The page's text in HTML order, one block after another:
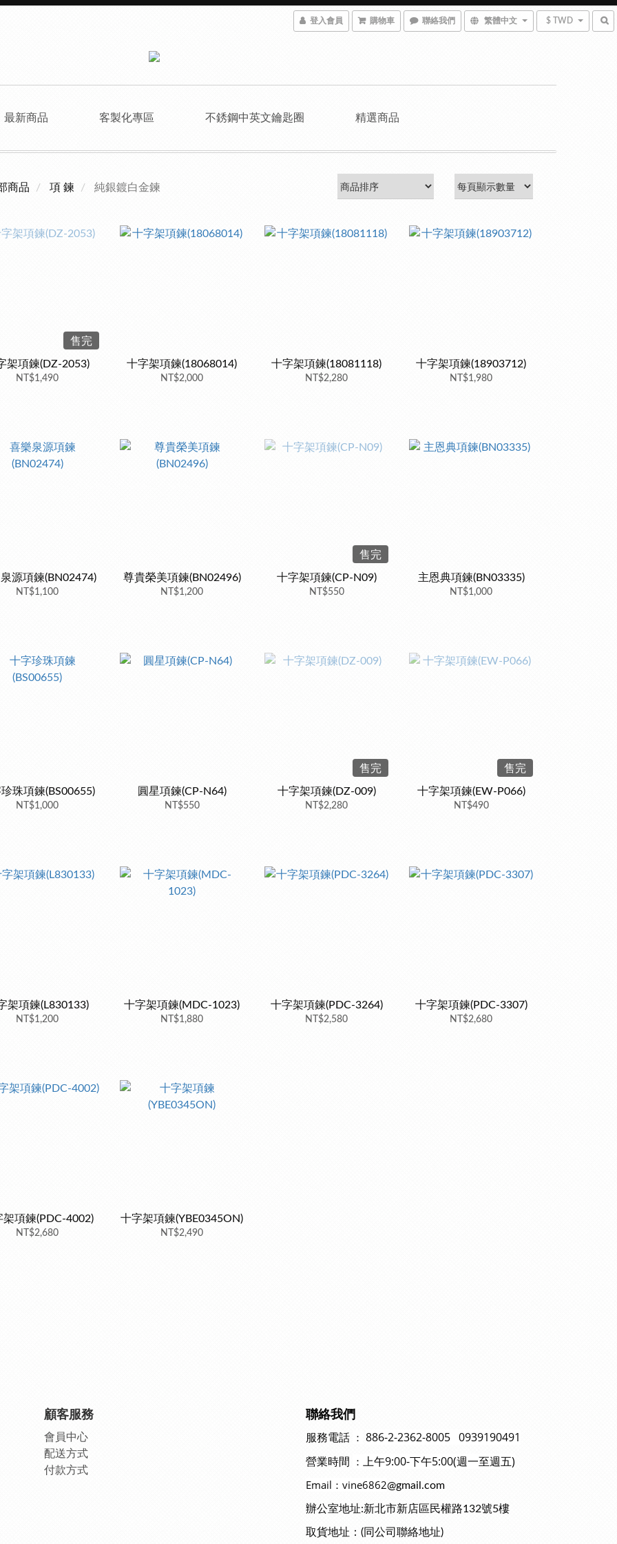
登入會員 購物車 聯絡我們 繁體中文 $ TWD
最新商品 客製化專區 不銹鋼中英文鑰匙圈 精選商品
商品 項 鍊 純銀鍍白金鍊
售完
架項鍊(DZ-2053)
NT$1,490
十字架項鍊(18068014)
NT$2,000
十字架項鍊(18081118)
NT$2,280
十字架項鍊(18903712)
NT$1,980
源項鍊(BN02474)
NT$1,100
尊貴榮美項鍊(BN02496)
NT$1,200
售完
十字架項鍊(CP-N09)
NT$550
主恩典項鍊(BN03335)
NT$1,000
珠項鍊(BS00655)
NT$1,000
圓星項鍊(CP-N64)
NT$550
售完
十字架項鍊(DZ-009)
NT$2,280
售完
十字架項鍊(EW-P066)
NT$490
架項鍊(L830133)
NT$1,200
十字架項鍊(MDC-1023)
NT$1,880
十字架項鍊(PDC-3264)
NT$2,580
十字架項鍊(PDC-3307)
NT$2,680
架項鍊(PDC-4002)
NT$2,680
十字架項鍊(YBE0345ON)
NT$2,490
顧客服務
會員中心
配送方式
付款方式
聯絡我們
服務電話 ： 886-2-2362-8005 0939190491
營業時間 ： 上午9:00-下午5:00(週一至週五)
Email：vine6862@gmail.com
辦公室地址:新北市新店區民權路132號5樓
取貨地址：(同公司聯絡地址)